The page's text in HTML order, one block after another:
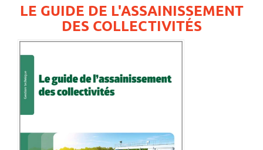
LE GUIDE DE L'ASSAINISSEMENT
DES COLLECTIVITÉS